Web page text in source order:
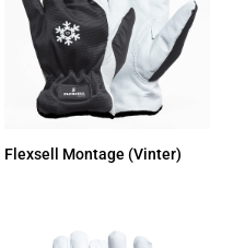
Flexsell Montage (Vinter)